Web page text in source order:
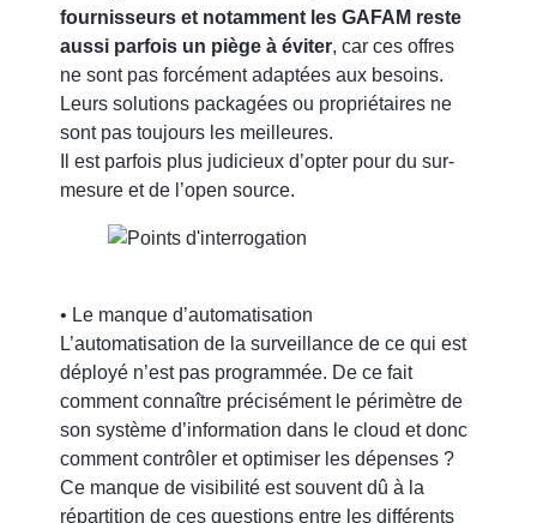
fournisseurs et notamment les GAFAM reste
aussi parfois un piège à éviter, car ces offres
ne sont pas forcément adaptées aux besoins.
Leurs solutions packagées ou propriétaires ne
sont pas toujours les meilleures.
Il est parfois plus judicieux d’opter pour du sur-
mesure et de l’open source.
• Le manque d’automatisation
L’automatisation de la surveillance de ce qui est
déployé n’est pas programmée. De ce fait
comment connaître précisément le périmètre de
son système d’information dans le cloud et donc
comment contrôler et optimiser les dépenses ?
Ce manque de visibilité est souvent dû à la
répartition de ces questions entre les différents